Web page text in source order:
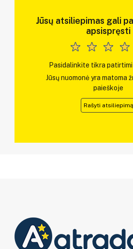
Jūsų atsiliepimas gali
apsispręsti
Pasidalinkite tikra patirtimi
Jūsų nuomonė yra matoma
paieškoje
Rašyti atsiliepimą